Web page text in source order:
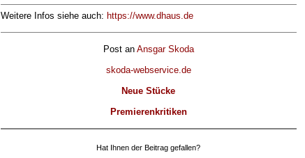
Weitere Infos siehe auch: https://www.dhaus.de
Post an Ansgar Skoda
skoda-webservice.de
Neue Stücke
Premierenkritiken
Hat Ihnen der Beitrag gefallen?